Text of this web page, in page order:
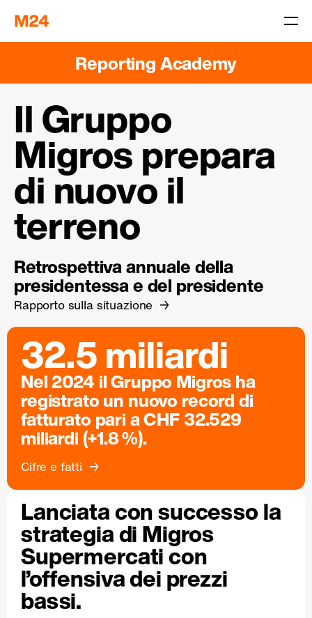
Reporting Academy
Il Gruppo
Migros prepara
di nuovo il
terreno
Retrospettiva annuale della
presidentessa e del presidente
Rapporto sulla situazione
32.5 miliardi
Nel 2024 il Gruppo Migros ha
registrato un nuovo record di
fatturato pari a CHF 32.529
miliardi (+1.8 %).
Cifre e fatti
Lanciata con successo la
strategia di Migros
Supermercati con
l’offensiva dei prezzi
bassi.